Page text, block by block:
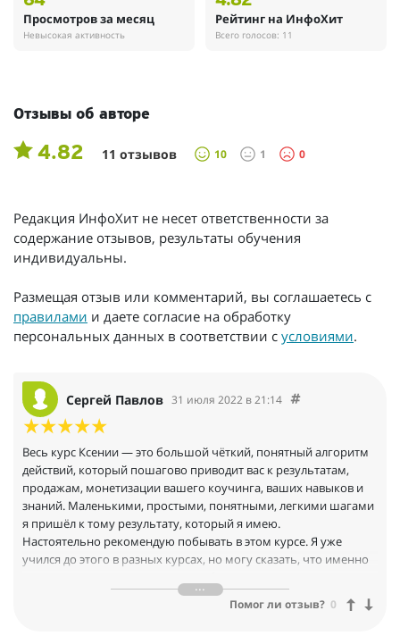
Просмотров за месяц
Невысокая активность
Рейтинг на ИнфоХит
Всего голосов: 11
Отзывы об авторе
4.82 11 отзывов 10 1 0
Редакция ИнфоХит не несет ответственности за
содержание отзывов, результаты обучения
индивидуальны.
Размещая отзыв или комментарий, вы соглашаетесь с
правилами и даете согласие на обработку
персональных данных в соответствии с условиями.
Сергей Павлов 31 июля 2022 в 21:14
Весь курс Ксении — это большой чёткий, понятный алгоритм
действий, который пошагово приводит вас к результатам,
продажам, монетизации вашего коучинга, ваших навыков и
знаний. Маленькими, простыми, понятными, легкими шагами
я пришёл к тому результату, который я имею.
Настоятельно рекомендую побывать в этом курсе. Я уже
учился до этого в разных курсах, но могу сказать, что именно
Обратная связь, которую давала Ксения, работа в малых
группах, которые были сформированы в процессе обучения —
Помог ли отзыв? 0